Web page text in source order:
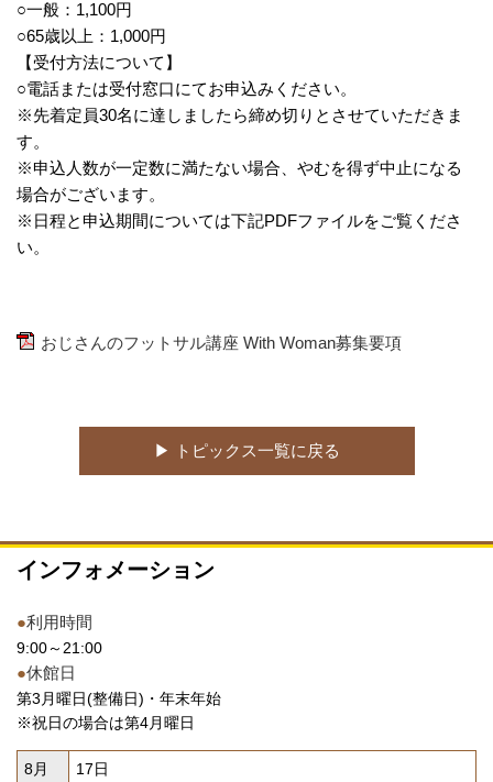
○一般：1,100円
○65歳以上：1,000円
【受付方法について】
○電話または受付窓口にてお申込みください。
※先着定員30名に達しましたら締め切りとさせていただきま
す。
※申込人数が一定数に満たない場合、やむを得ず中止になる
場合がございます。
※日程と申込期間については下記PDFファイルをご覧くださ
い。
おじさんのフットサル講座 With Woman募集要項
▶︎ トピックス一覧に戻る
インフォメーション
●利用時間
9:00～21:00
●休館日
第3月曜日(整備日)・年末年始
※祝日の場合は第4月曜日
8月 17日